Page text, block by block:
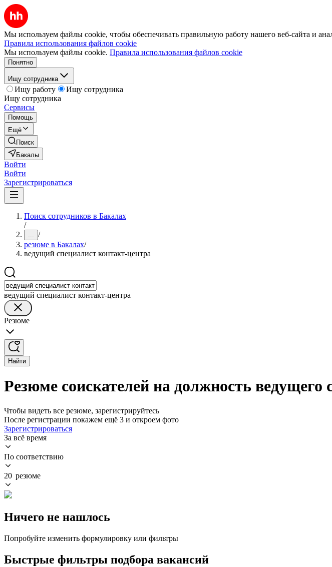
Мы используем файлы cookie, чтобы обеспечивать правильную работу нашего веб-сайта и
Правила использования файлов cookie
Мы используем файлы cookie. Правила использования файлов cookie
Понятно
Ищу сотрудника
Ищу работу
Ищу сотрудника
Ищу сотрудника
Сервисы
Помощь
Ещё
Поиск
Бакалы
Войти
Войти
Зарегистрироваться
Поиск сотрудников в Бакалах
/
... /
резюме в Бакалах/
ведущий специалист контакт-центра
ведущий специалист контакт-центра
Резюме
Найти
Резюме соискателей на должность
Чтобы видеть все резюме, зарегистрируйтесь
После регистрации покажем ещё 3 и откроем фото
Зарегистрироваться
За всё время
По соответствию
20 резюме
Ничего не нашлось
Попробуйте изменить формулировку или фильтры
Быстрые фильтры подбора вакансий